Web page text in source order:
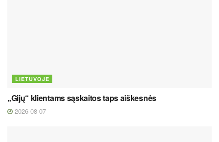
LIETUVOJE
„Gijų“ klientams sąskaitos taps aiškesnės
2026 08 07